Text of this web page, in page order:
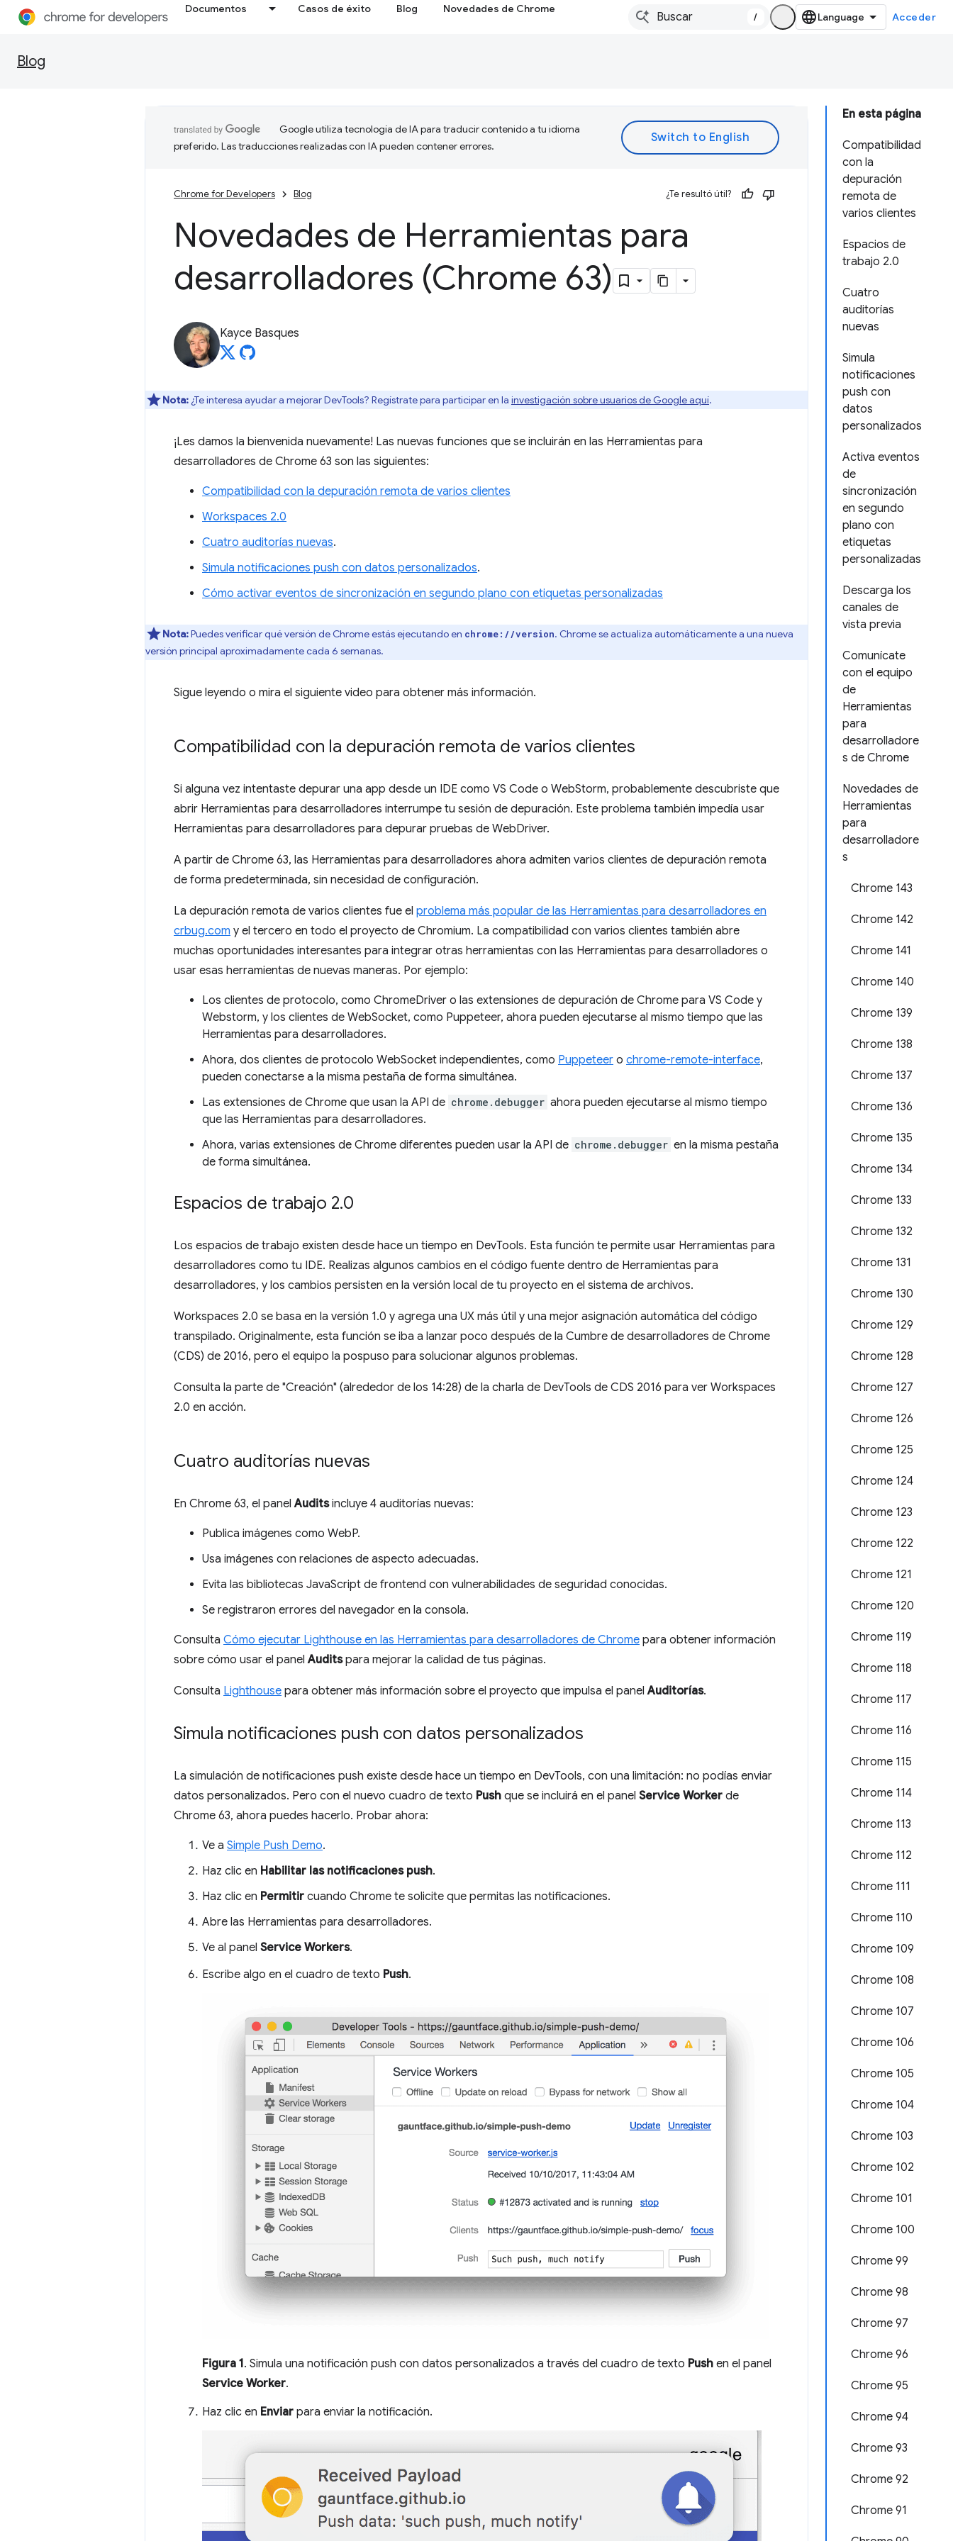
Documentos Casos de éxito Blog Novedades de Chrome
/ Acceder
Blog
En esta página
Compatibilidad
con la
depuración
remota de
varios clientes
Espacios de
trabajo 2.0
Cuatro
auditorías
nuevas
Simula
notificaciones
push con
datos
personalizados
Activa eventos
de
sincronización
en segundo
plano con
etiquetas
personalizadas
Descarga los
canales de
vista previa
Comunícate
con el equipo
de
Herramientas
para
desarrolladore
s de Chrome
Novedades de
Herramientas
para
desarrolladore
s
Chrome 143
Chrome 142
Chrome 141
Chrome 140
Chrome 139
Chrome 138
Chrome 137
Chrome 136
Chrome 135
Chrome 134
Chrome 133
Chrome 132
Chrome 131
Chrome 130
Chrome 129
Chrome 128
Chrome 127
Chrome 126
Chrome 125
Chrome 124
Chrome 123
Chrome 122
Chrome 121
Chrome 120
Chrome 119
Chrome 118
Chrome 117
Chrome 116
Chrome 115
Chrome 114
Chrome 113
Chrome 112
Chrome 111
Chrome 110
Chrome 109
Chrome 108
Chrome 107
Chrome 106
Chrome 105
Chrome 104
Chrome 103
Chrome 102
Chrome 101
Chrome 100
Chrome 99
Chrome 98
Chrome 97
Chrome 96
Chrome 95
Chrome 94
Chrome 93
Chrome 92
Chrome 91
Google utiliza tecnología de IA para traducir contenido a tu idioma
preferido. Las traducciones realizadas con IA pueden contener errores.
Chrome for Developers Blog ¿Te resultó útil?
Novedades de Herramientas para
desarrolladores (Chrome 63)
Kayce Basques
Nota: ¿Te interesa ayudar a mejorar DevTools? Regístrate para participar en la investigación sobre usuarios de Google aquí.
¡Les damos la bienvenida nuevamente! Las nuevas funciones que se incluirán en las Herramientas para
desarrolladores de Chrome 63 son las siguientes:
Compatibilidad con la depuración remota de varios clientes
Workspaces 2.0
Cuatro auditorías nuevas.
Simula notificaciones push con datos personalizados.
Cómo activar eventos de sincronización en segundo plano con etiquetas personalizadas
Nota:Puedes verificar qué versión de Chrome estás ejecutando en chrome://version. Chrome se actualiza automáticamente a una nueva
versión principal aproximadamente cada 6 semanas.
Sigue leyendo o mira el siguiente video para obtener más información.
Compatibilidad con la depuración remota de varios clientes
Si alguna vez intentaste depurar una app desde un IDE como VS Code o WebStorm, probablemente descubriste que
abrir Herramientas para desarrolladores interrumpe tu sesión de depuración. Este problema también impedía usar
Herramientas para desarrolladores para depurar pruebas de WebDriver.
A partir de Chrome 63, las Herramientas para desarrolladores ahora admiten varios clientes de depuración remota
de forma predeterminada, sin necesidad de configuración.
La depuración remota de varios clientes fue el problema más popular de las Herramientas para desarrolladores en
crbug.com y el tercero en todo el proyecto de Chromium. La compatibilidad con varios clientes también abre
muchas oportunidades interesantes para integrar otras herramientas con las Herramientas para desarrolladores o
usar esas herramientas de nuevas maneras. Por ejemplo:
Los clientes de protocolo, como ChromeDriver o las extensiones de depuración de Chrome para VS Code y
Webstorm, y los clientes de WebSocket, como Puppeteer, ahora pueden ejecutarse al mismo tiempo que las
Herramientas para desarrolladores.
Ahora, dos clientes de protocolo WebSocket independientes, como Puppeteer o chrome-remote-interface,
pueden conectarse a la misma pestaña de forma simultánea.
Las extensiones de Chrome que usan la API de chrome.debugger ahora pueden ejecutarse al mismo tiempo
que las Herramientas para desarrolladores.
Ahora, varias extensiones de Chrome diferentes pueden usar la API de chrome.debugger en la misma pestaña
de forma simultánea.
Espacios de trabajo 2.0
Los espacios de trabajo existen desde hace un tiempo en DevTools. Esta función te permite usar Herramientas para
desarrolladores como tu IDE. Realizas algunos cambios en el código fuente dentro de Herramientas para
desarrolladores, y los cambios persisten en la versión local de tu proyecto en el sistema de archivos.
Workspaces 2.0 se basa en la versión 1.0 y agrega una UX más útil y una mejor asignación automática del código
transpilado. Originalmente, esta función se iba a lanzar poco después de la Cumbre de desarrolladores de Chrome
(CDS) de 2016, pero el equipo la pospuso para solucionar algunos problemas.
Consulta la parte de "Creación" (alrededor de los 14:28) de la charla de DevTools de CDS 2016 para ver Workspaces
2.0 en acción.
Cuatro auditorías nuevas
En Chrome 63, el panelAuditsincluye 4 auditorías nuevas:
Publica imágenes como WebP.
Usa imágenes con relaciones de aspecto adecuadas.
Evita las bibliotecas JavaScript de frontend con vulnerabilidades de seguridad conocidas.
Se registraron errores del navegador en la consola.
Consulta Cómo ejecutar Lighthouse en las Herramientas para desarrolladores de Chrome para obtener información
sobre cómo usar el panelAuditspara mejorar la calidad de tus páginas.
Consulta Lighthouse para obtener más información sobre el proyecto que impulsa el panelAuditorías.
Simula notificaciones push con datos personalizados
La simulación de notificaciones push existe desde hace un tiempo en DevTools, con una limitación: no podías enviar
datos personalizados. Pero con el nuevo cuadro de texto Push que se incluirá en el panel Service Worker de
Chrome 63, ahora puedes hacerlo. Probar ahora:
Ve a Simple Push Demo.
Haz clic en Habilitar las notificaciones push.
Haz clic en Permitir cuando Chrome te solicite que permitas las notificaciones.
Abre las Herramientas para desarrolladores.
Ve al panel Service Workers.
Escribe algo en el cuadro de texto Push.
Figura 1. Simula una notificación push con datos personalizados a través del cuadro de texto Push en el panel
Service Worker.
Haz clic en Enviar para enviar la notificación.